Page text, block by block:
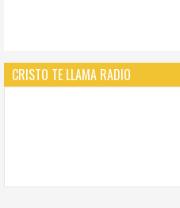
CRISTO TE LLAMA RADIO